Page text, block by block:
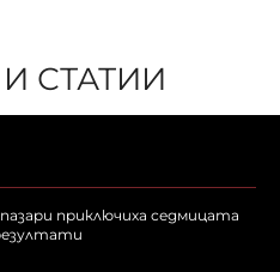
СТАТИИ
приключиха седмицата